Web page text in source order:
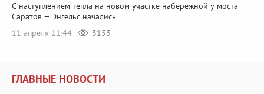
С наступлением тепла на новом участке набережной у моста
Саратов — Энгельс начались
11 апреля 11:44
3153
ГЛАВНЫЕ НОВОСТИ